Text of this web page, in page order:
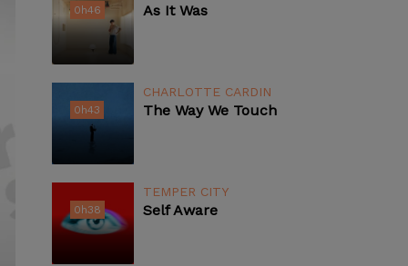
0h46
0h46 As It Was
0h43
0h43
CHARLOTTE CARDIN
The Way We Touch
0h38
0h38
TEMPER CITY
Self Aware